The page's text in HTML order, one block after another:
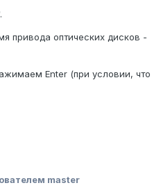
привода оптических дисков -
Enter (при условии, что
master